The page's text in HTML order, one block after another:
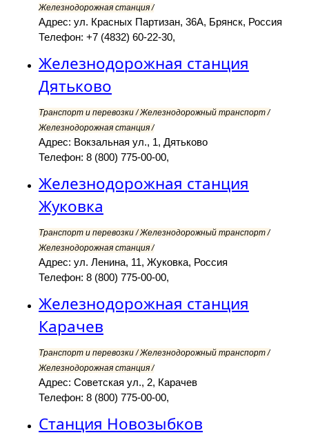
Железнодорожная станция /
Адрес: ул. Красных Партизан, 36А, Брянск, Россия
Телефон: +7 (4832) 60-22-30,
Железнодорожная станция
Дятьково
Транспорт и перевозки / Железнодорожный транспорт /
Железнодорожная станция /
Адрес: Вокзальная ул., 1, Дятьково
Телефон: 8 (800) 775-00-00,
Железнодорожная станция
Жуковка
Транспорт и перевозки / Железнодорожный транспорт /
Железнодорожная станция /
Адрес: ул. Ленина, 11, Жуковка, Россия
Телефон: 8 (800) 775-00-00,
Железнодорожная станция
Карачев
Транспорт и перевозки / Железнодорожный транспорт /
Железнодорожная станция /
Адрес: Советская ул., 2, Карачев
Телефон: 8 (800) 775-00-00,
Станция Новозыбков